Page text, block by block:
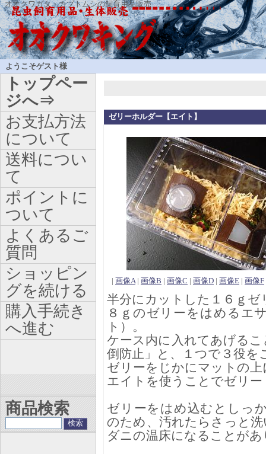
オオクワガタ・カブトムシの飼育用品販売
ようこそゲスト様
ゼリーホルダー【エイト】
| 画像A| 画像B | 画像C | 画像D | 画像E | 画像F
半分にカットした１６ｇ
８ｇのゼリーをはめるエ
ト）。
ケース内に入れてあげる
倒防止」と、１つで３役を
ゼリーをじかにマットの
エイトを使うことでゼリ
ゼリーをはめ込むとしっ
のため、汚れたらさっと
ダニの温床になることが
トップペー
ジへ⇒
お支払方法
について
送料につい
て
ポイントに
ついて
よくあるご
質問
ショッピン
グを続ける
購入手続き
へ進む
商品検索